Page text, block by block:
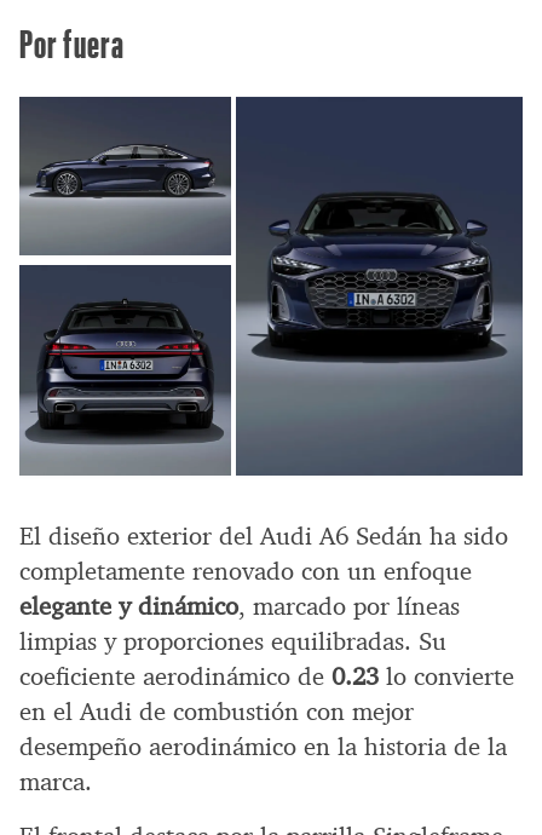
Por fuera
El diseño exterior del Audi A6 Sedán ha sido
completamente renovado con un enfoque
elegante y dinámico, marcado por líneas
limpias y proporciones equilibradas. Su
coeficiente aerodinámico de 0.23 lo convierte
en el Audi de combustión con mejor
desempeño aerodinámico en la historia de la
marca.